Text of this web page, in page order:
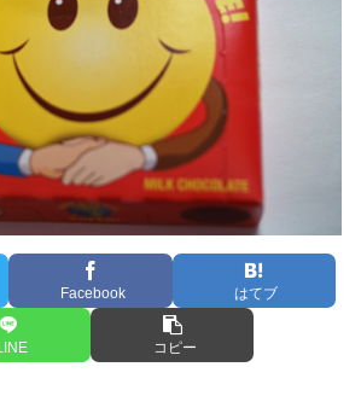
Facebook はてブ
コピー